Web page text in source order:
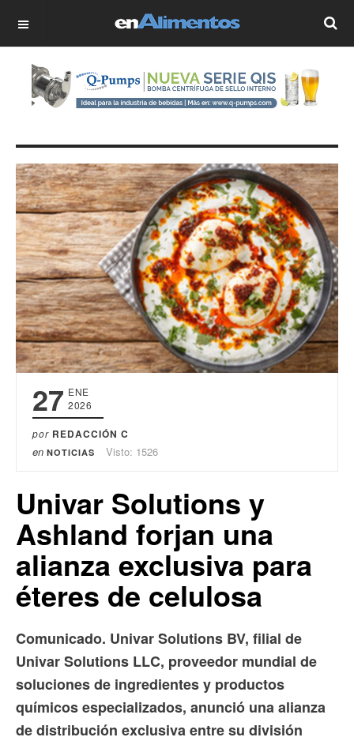
OFF CANVAS
27 ENE
2026
por REDACCIÓN C
en NOTICIAS Visto: 1526
Univar Solutions y
Ashland forjan una
alianza exclusiva para
éteres de celulosa
Comunicado. Univar Solutions BV, filial de
Univar Solutions LLC, proveedor mundial de
soluciones de ingredientes y productos
químicos especializados, anunció una alianza
de distribución exclusiva entre su división